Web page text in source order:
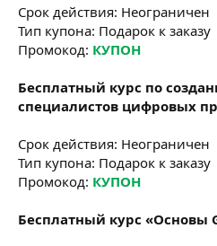
Срок действия: Неограничен
Тип купона: Подарок к заказу
Промокод: КУПОН
Бесплатный курс по
специалистов цифровых
Срок действия: Неограничен
Тип купона: Подарок к заказу
Промокод: КУПОН
Бесплатный курс «Основы